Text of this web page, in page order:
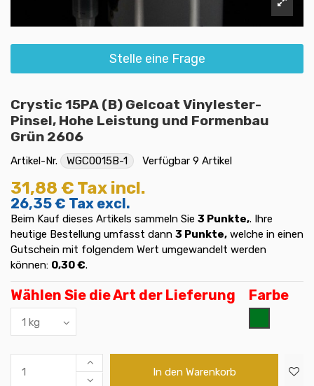
Stelle eine Frage
Crystic 15PA (B) Gelcoat Vinylester-
Pinsel, Hohe Leistung und Formenbau
Grün 2606
Artikel-Nr. WGC0015B-1 Verfügbar 9 Artikel
31,88 € Tax incl.
26,35 € Tax excl.
Beim Kauf dieses Artikels sammeln Sie 3 Punkte,. Ihre
heutige Bestellung umfasst dann 3 Punkte, welche in einen
Gutschein mit folgendem Wert umgewandelt werden
können: 0,30 €.
Wählen Sie die Art der Lieferung Farbe
In den Warenkorb